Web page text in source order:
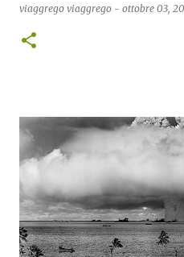
viaggrego viaggrego - ottobre 03,